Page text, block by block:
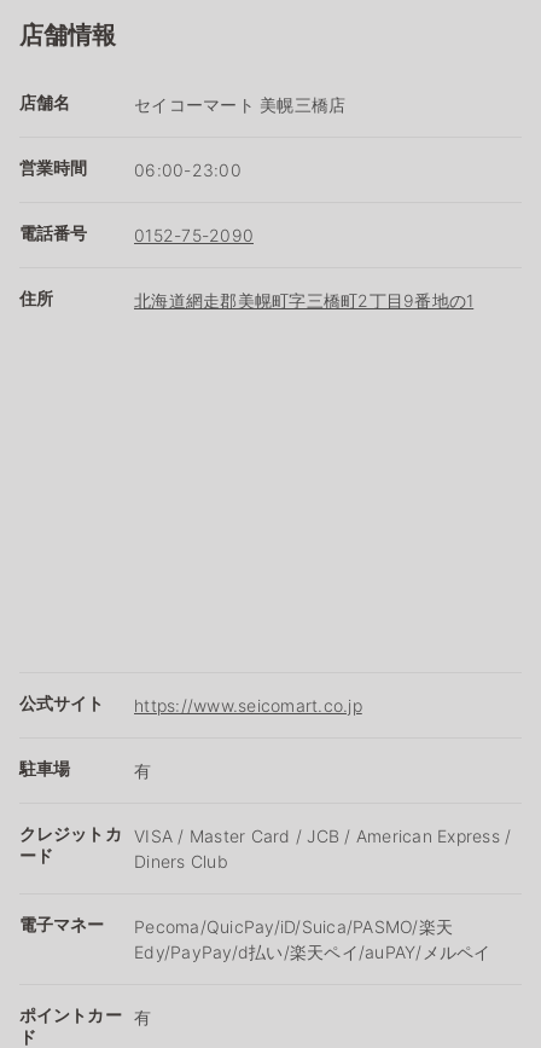
店舗情報
店舗名 セイコーマート 美幌三橋店
営業時間 06:00-23:00
電話番号 0152-75-2090
住所 北海道網走郡美幌町字三橋町2丁目9番地の1
公式サイト https://www.seicomart.co.jp
駐車場 有
クレジットカ
ード
VISA / Master Card / JCB / American Express /
Diners Club
電子マネー
Pecoma/QuicPay/iD/Suica/PASMO/楽天
Edy/PayPay/d払い/楽天ペイ/auPAY/メルペイ
ポイントカー
ド
有